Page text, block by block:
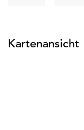
Kartenansicht